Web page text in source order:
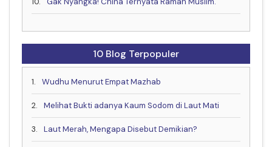
10 Blog Terpopuler
1. Wudhu Menurut Empat Mazhab
2. Melihat Bukti adanya Kaum Sodom di Laut Mati
3. Laut Merah, Mengapa Disebut Demikian?